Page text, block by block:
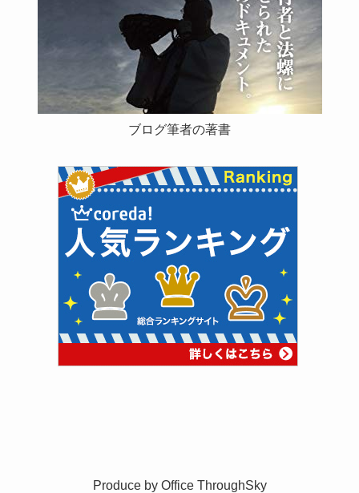
ブログ筆者の著書
Produce by Office ThroughSky